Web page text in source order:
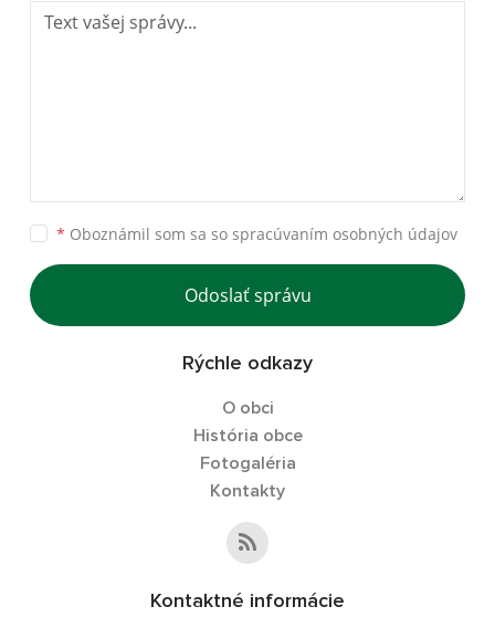
* Oboznámil som sa so spracúvaním osobných údajov
Odoslať správu
Rýchle odkazy
O obci
História obce
Fotogaléria
Kontakty
Kontaktné informácie